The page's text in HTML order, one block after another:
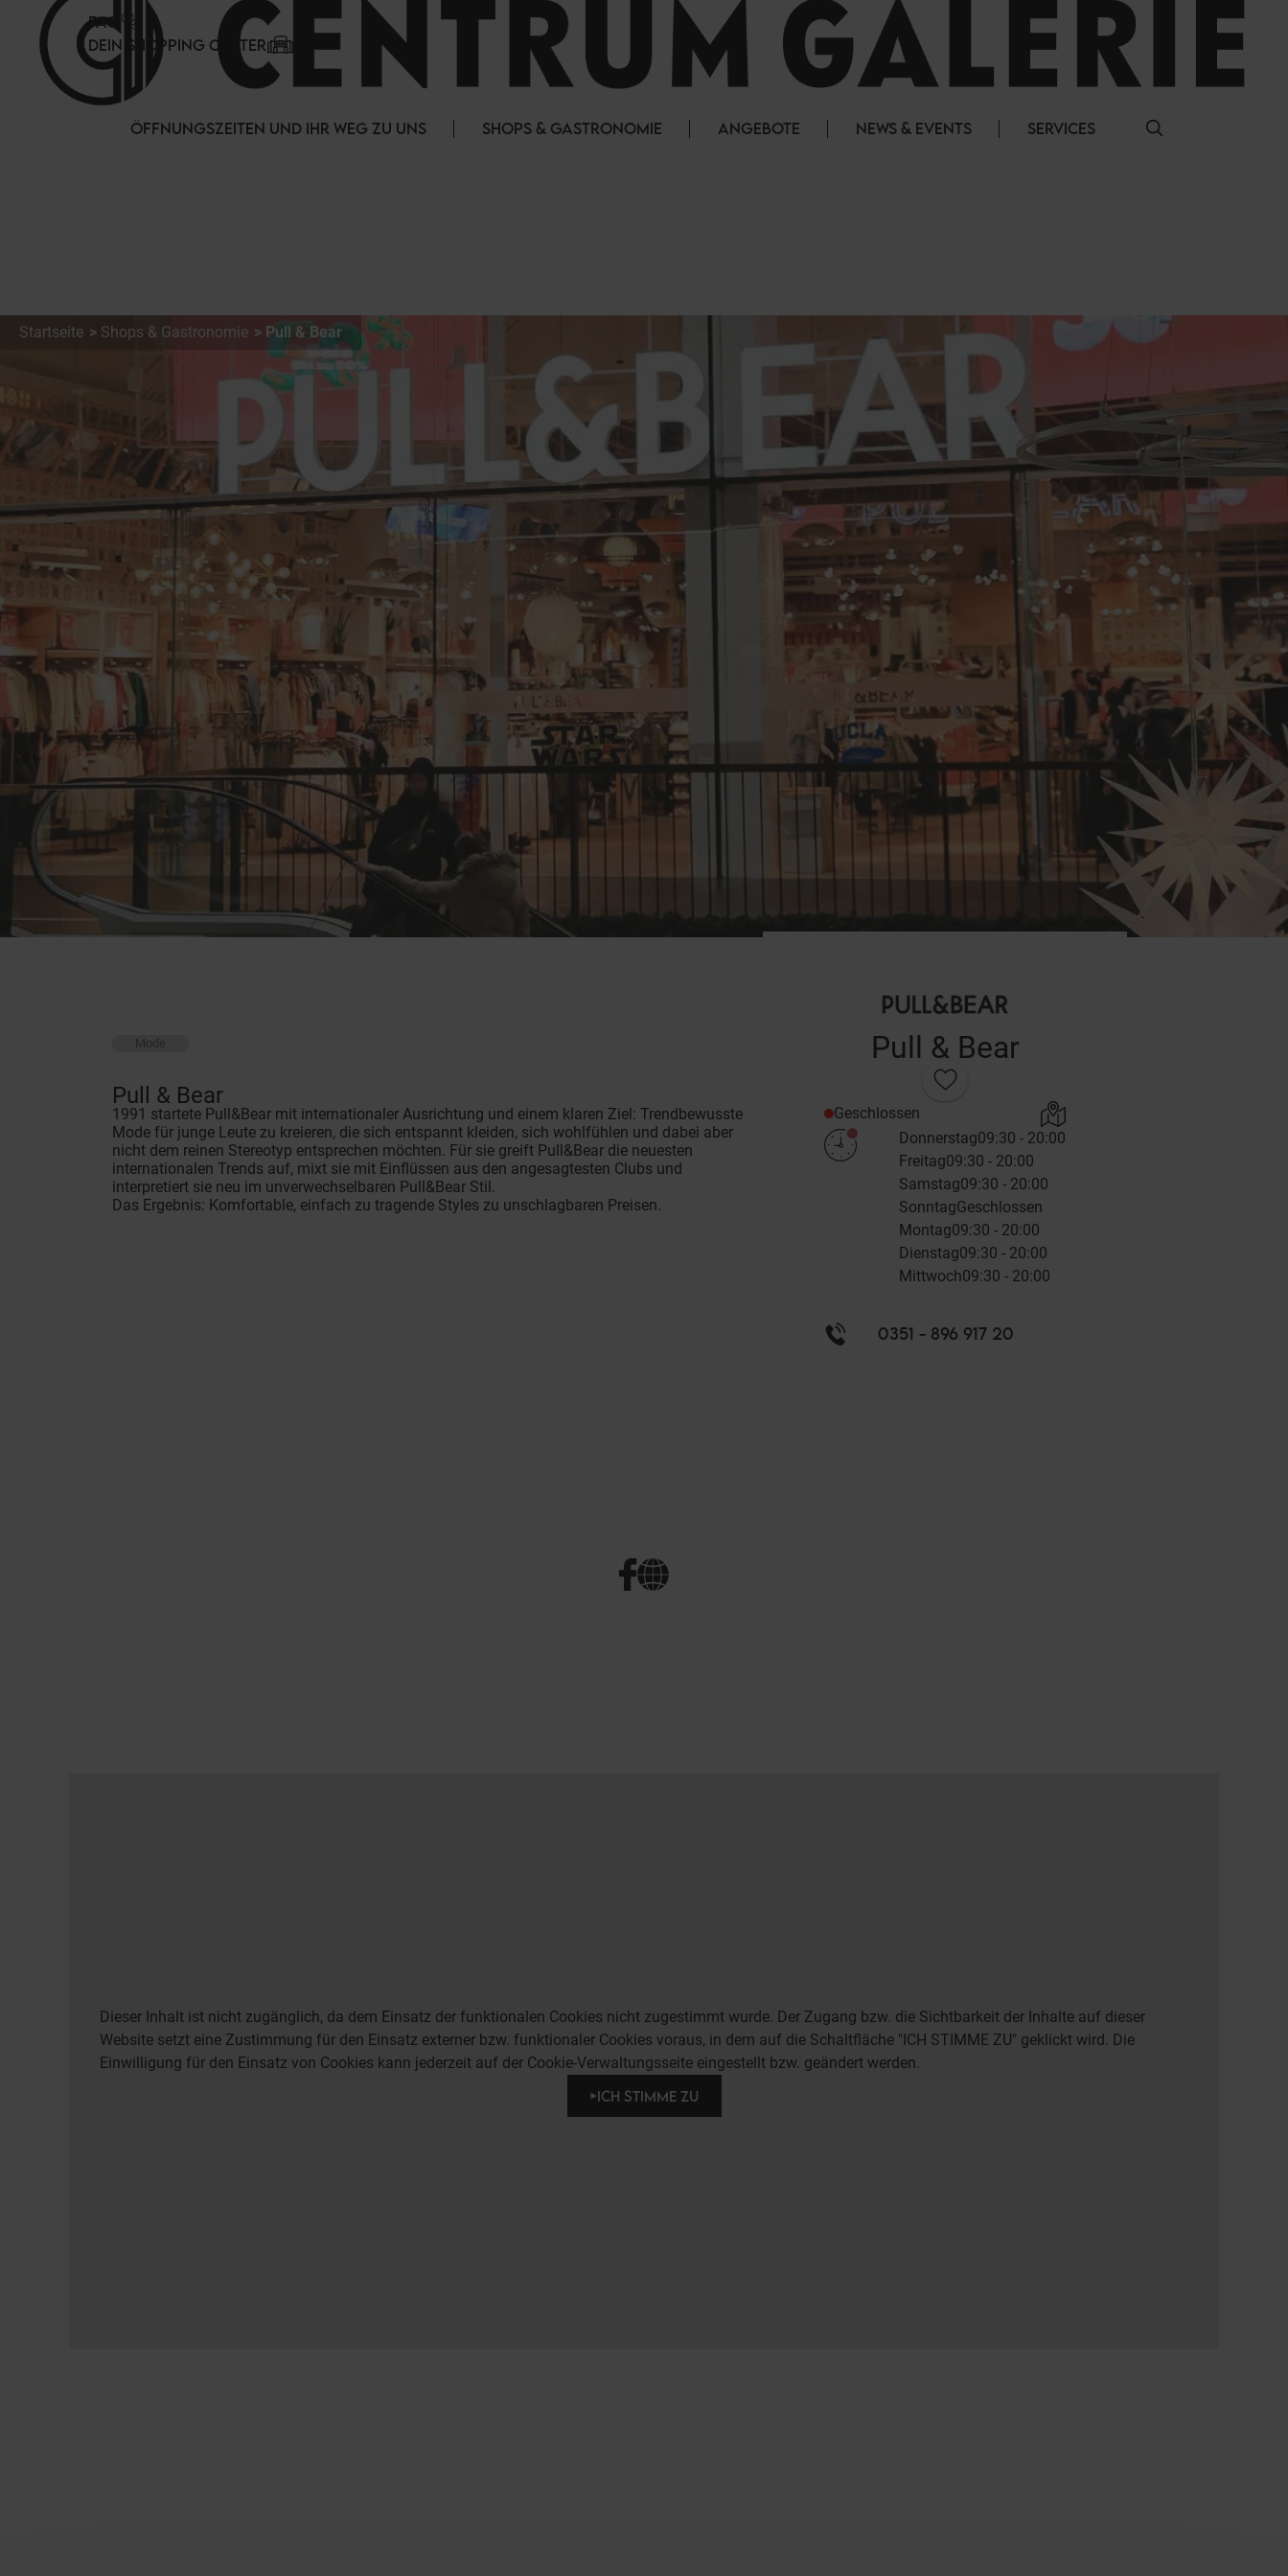
FAQ
DEIN SHOPPING CENTER
ÖFFNUNGSZEITEN UND IHR WEG ZU UNS SHOPS & GASTRONOMIE ANGEBOTE NEWS & EVENTS SERVICES
Startseite Shops & Gastronomie Pull & Bear
Pull & Bear
Geschlossen
Donnerstag09:30 - 20:00
Freitag09:30 - 20:00
Samstag09:30 - 20:00
SonntagGeschlossen
Montag09:30 - 20:00
Dienstag09:30 - 20:00
Mittwoch09:30 - 20:00
0351 - 896 917 20
Mode
Pull & Bear
1991 startete Pull&Bear mit internationaler Ausrichtung und einem klaren Ziel: Trendbewusste
Mode für junge Leute zu kreieren, die sich entspannt kleiden, sich wohlfühlen und dabei aber
nicht dem reinen Stereotyp entsprechen möchten. Für sie greift Pull&Bear die neuesten
internationalen Trends auf, mixt sie mit Einflüssen aus den angesagtesten Clubs und
interpretiert sie neu im unverwechselbaren Pull&Bear Stil.
Das Ergebnis: Komfortable, einfach zu tragende Styles zu unschlagbaren Preisen.
Dieser Inhalt ist nicht zugänglich, da dem Einsatz der funktionalen Cookies nicht zugestimmt wurde. Der Zugang bzw. die Sichtbarkeit der Inhalte auf dieser
Website setzt eine Zustimmung für den Einsatz externer bzw. funktionaler Cookies voraus, in dem auf die Schaltfläche "ICH STIMME ZU" geklickt wird. Die
Einwilligung für den Einsatz von Cookies kann jederzeit auf der Cookie-Verwaltungsseite eingestellt bzw. geändert werden.
ICH STIMME ZU
Cookie-Einstellungen